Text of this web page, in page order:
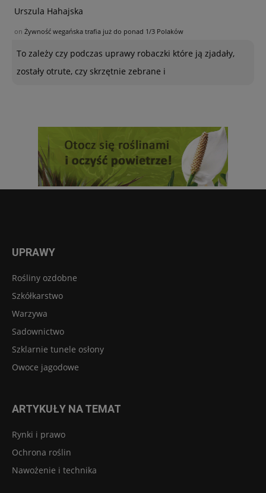
Urszula Hahajska
on Żywność wegańska trafia już do ponad 1/3 Polaków
To zależy czy podczas uprawy robaczki które ją zjadały,
zostały otrute, czy skrzętnie zebrane i
UPRAWY
Rośliny ozdobne
Szkółkarstwo
Warzywa
Sadownictwo
Szklarnie tunele osłony
Owoce jagodowe
ARTYKUŁY NA TEMAT
Rynki i prawo
Ochrona roślin
Nawożenie i technika